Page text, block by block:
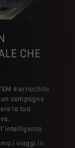
CHE
è arricchito
compagno
la tua
i viaggi in